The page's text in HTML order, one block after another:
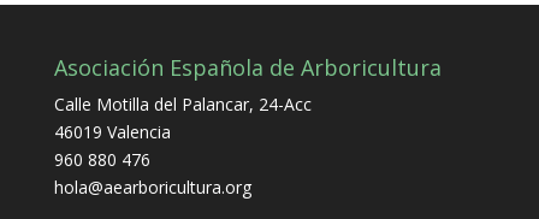
Asociación Española de Arboricultura
Calle Motilla del Palancar, 24-Acc
46019 Valencia
960 880 476
hola@aearboricultura.org